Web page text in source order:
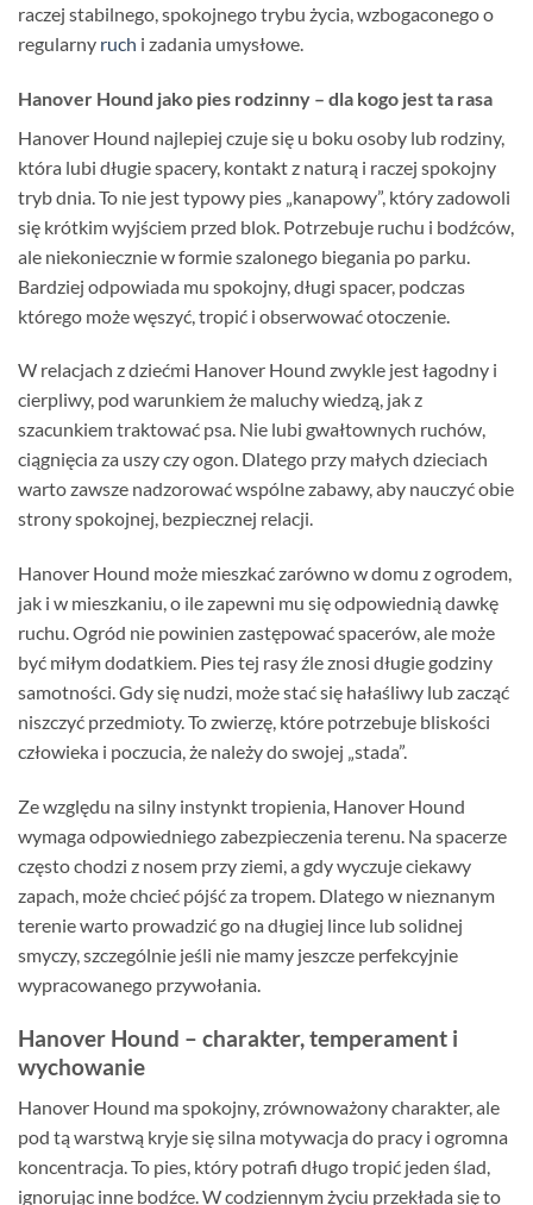
raczej stabilnego, spokojnego trybu życia, wzbogaconego o
regularny ruch i zadania umysłowe.
Hanover Hound jako pies rodzinny – dla kogo jest ta rasa
Hanover Hound najlepiej czuje się u boku osoby lub rodziny,
która lubi długie spacery, kontakt z naturą i raczej spokojny
tryb dnia. To nie jest typowy pies „kanapowy”, który zadowoli
się krótkim wyjściem przed blok. Potrzebuje ruchu i bodźców,
ale niekoniecznie w formie szalonego biegania po parku.
Bardziej odpowiada mu spokojny, długi spacer, podczas
którego może węszyć, tropić i obserwować otoczenie.
W relacjach z dziećmi Hanover Hound zwykle jest łagodny i
cierpliwy, pod warunkiem że maluchy wiedzą, jak z
szacunkiem traktować psa. Nie lubi gwałtownych ruchów,
ciągnięcia za uszy czy ogon. Dlatego przy małych dzieciach
warto zawsze nadzorować wspólne zabawy, aby nauczyć obie
strony spokojnej, bezpiecznej relacji.
Hanover Hound może mieszkać zarówno w domu z ogrodem,
jak i w mieszkaniu, o ile zapewni mu się odpowiednią dawkę
ruchu. Ogród nie powinien zastępować spacerów, ale może
być miłym dodatkiem. Pies tej rasy źle znosi długie godziny
samotności. Gdy się nudzi, może stać się hałaśliwy lub zacząć
niszczyć przedmioty. To zwierzę, które potrzebuje bliskości
człowieka i poczucia, że należy do swojej „stada”.
Ze względu na silny instynkt tropienia, Hanover Hound
wymaga odpowiedniego zabezpieczenia terenu. Na spacerze
często chodzi z nosem przy ziemi, a gdy wyczuje ciekawy
zapach, może chcieć pójść za tropem. Dlatego w nieznanym
terenie warto prowadzić go na długiej lince lub solidnej
smyczy, szczególnie jeśli nie mamy jeszcze perfekcyjnie
wypracowanego przywołania.
Hanover Hound – charakter, temperament i
wychowanie
Hanover Hound ma spokojny, zrównoważony charakter, ale
pod tą warstwą kryje się silna motywacja do pracy i ogromna
koncentracja. To pies, który potrafi długo tropić jeden ślad,
ignorując inne bodźce. W codziennym życiu przekłada się to